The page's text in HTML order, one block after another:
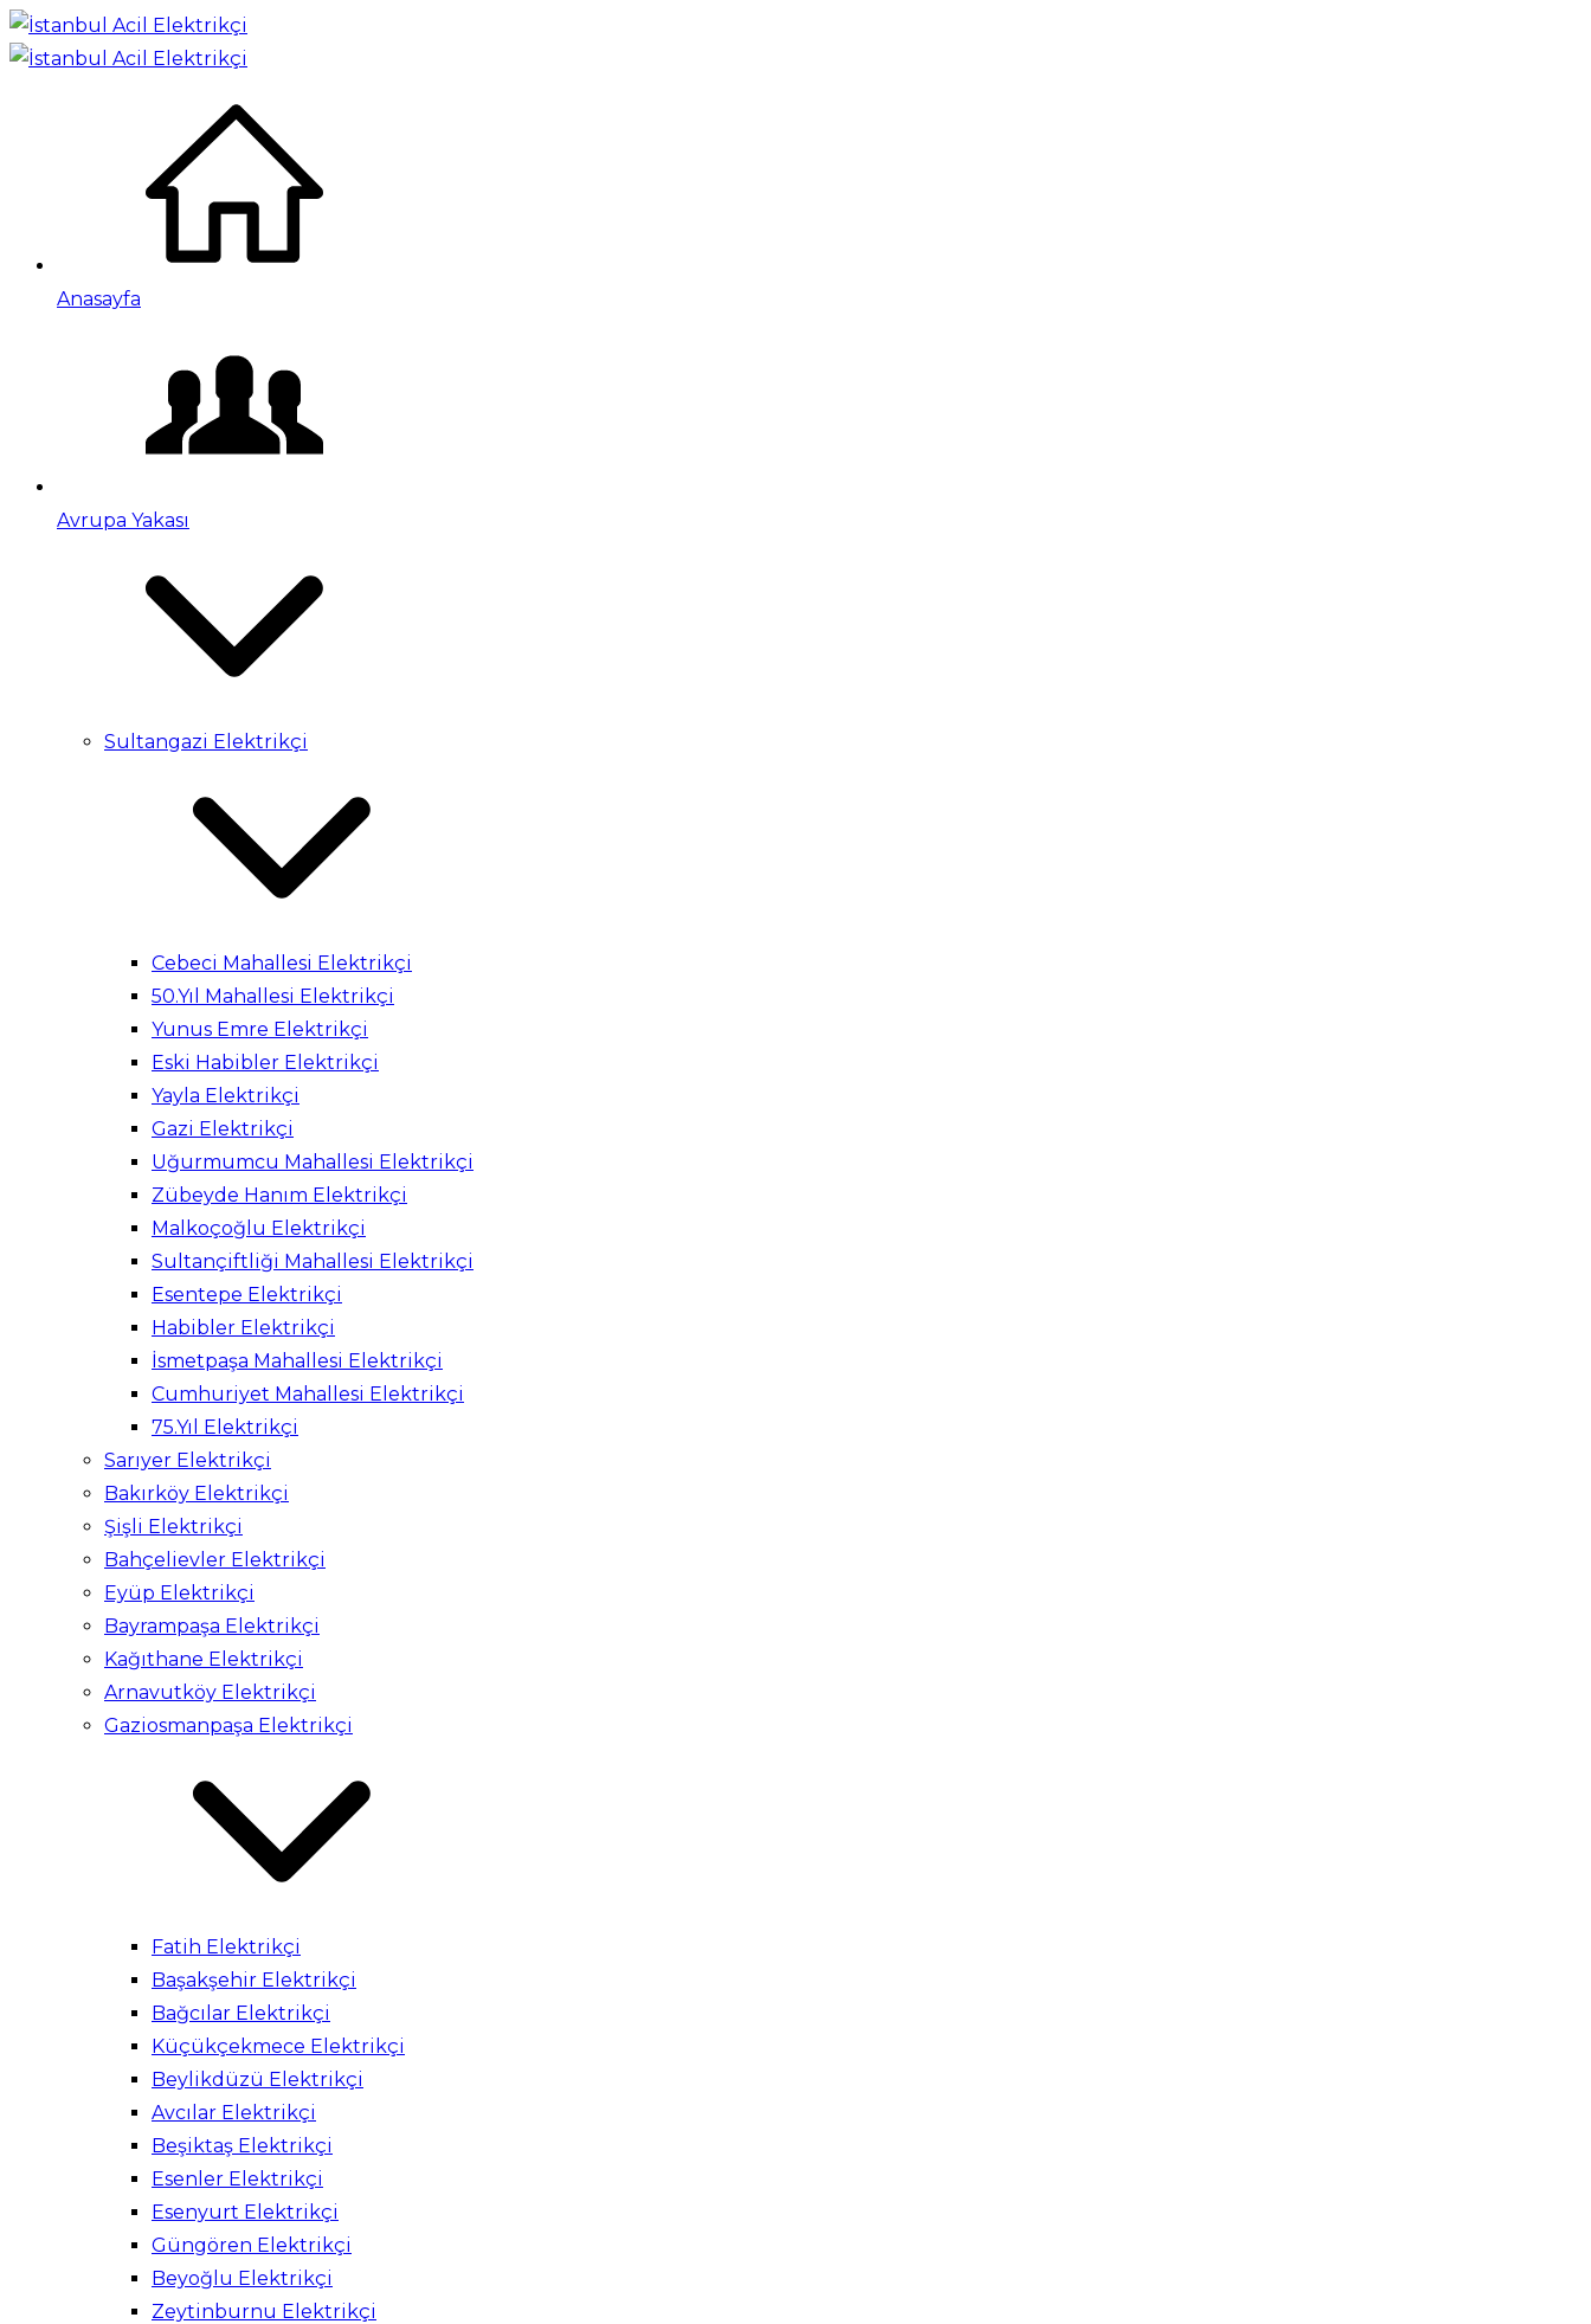
Anasayfa
Avrupa Yakası
Sultangazi Elektrikçi
Cebeci Mahallesi Elektrikçi
50.Yıl Mahallesi Elektrikçi
Yunus Emre Elektrikçi
Eski Habibler Elektrikçi
Yayla Elektrikçi
Gazi Elektrikçi
Uğurmumcu Mahallesi Elektrikçi
Zübeyde Hanım Elektrikçi
Malkoçoğlu Elektrikçi
Sultançiftliği Mahallesi Elektrikçi
Esentepe Elektrikçi
Habibler Elektrikçi
İsmetpaşa Mahallesi Elektrikçi
Cumhuriyet Mahallesi Elektrikçi
75.Yıl Elektrikçi
Sarıyer Elektrikçi
Bakırköy Elektrikçi
Şişli Elektrikçi
Bahçelievler Elektrikçi
Eyüp Elektrikçi
Bayrampaşa Elektrikçi
Kağıthane Elektrikçi
Arnavutköy Elektrikçi
Gaziosmanpaşa Elektrikçi
Fatih Elektrikçi
Başakşehir Elektrikçi
Bağcılar Elektrikçi
Küçükçekmece Elektrikçi
Beylikdüzü Elektrikçi
Avcılar Elektrikçi
Beşiktaş Elektrikçi
Esenler Elektrikçi
Esenyurt Elektrikçi
Güngören Elektrikçi
Beyoğlu Elektrikçi
Zeytinburnu Elektrikçi